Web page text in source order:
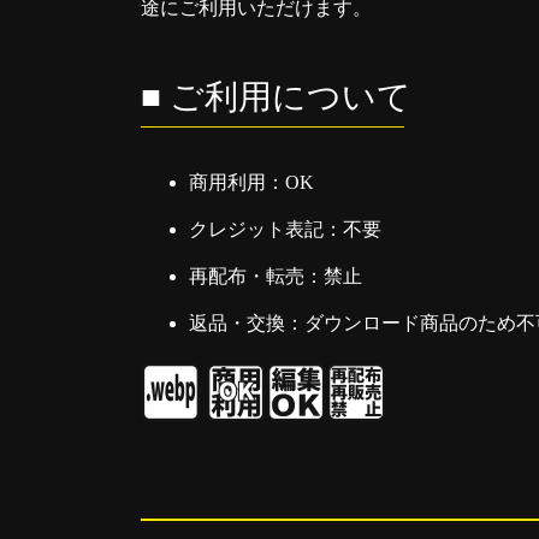
途にご利用いただけます。
■ ご利用について
商用利用：OK
クレジット表記：不要
再配布・転売：禁止
返品・交換：ダウンロード商品のため不